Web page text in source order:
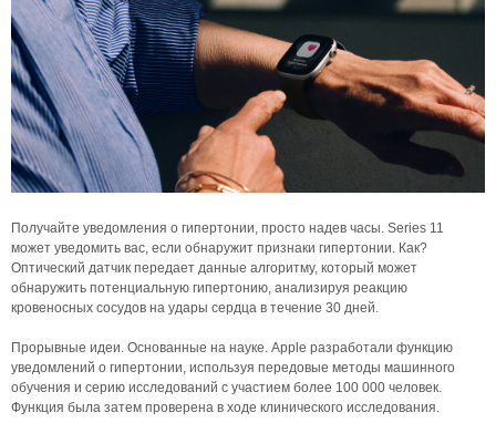
Получайте уведомления о гипертонии, просто надев часы. Series 11
может уведомить вас, если обнаружит признаки гипертонии. Как?
Оптический датчик передает данные алгоритму, который может
обнаружить потенциальную гипертонию, анализируя реакцию
кровеносных сосудов на удары сердца в течение 30 дней.
Прорывные идеи. Основанные на науке. Apple разработали функцию
уведомлений о гипертонии, используя передовые методы машинного
обучения и серию исследований с участием более 100 000 человек.
Функция была затем проверена в ходе клинического исследования.